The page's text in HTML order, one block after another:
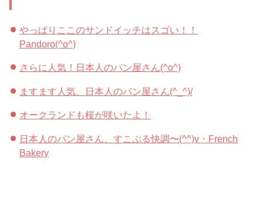
やっぱりここのサンドイッチはスゴい！！
Pandoro(^o^)
さらに人気！日本人のパン屋さん(^o^)
ますます人気、日本人のパン屋さん(^_^)/
オークランドも桜が咲いたよ！
日本人のパン屋さん、すこぶる快調〜(^^)v・French
Bakery